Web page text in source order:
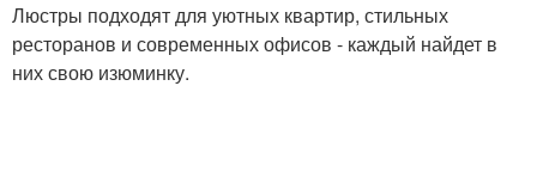
Люстры подходят для уютных квартир, стильных
ресторанов и современных офисов - каждый найдет в
них свою изюминку.